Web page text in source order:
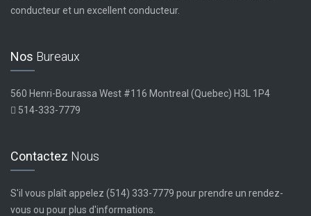
conducteur et un excellent conducteur.
Nos Bureaux
560 Henri-Bourassa West #116 Montreal (Quebec) H3L 1P4
514-333-7779
Contactez Nous
S'il vous plaît appelez (514) 333-7779 pour prendre un rendez-
vous ou pour plus d'informations.